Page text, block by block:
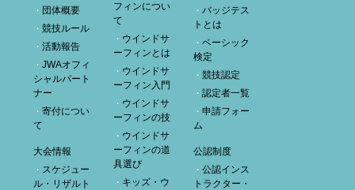
団体概要
競技ルール
活動報告
JWAオフィ
シャルパート
ナー
寄付につい
て
大会情報
スケジュー
ル・リザルト
フィンについ
て
ウインドサ
ーフィンとは
ウインドサ
ーフィン入門
ウインドサ
ーフィンの技
ウインドサ
ーフィンの道
具選び
キッズ・ウ
バッジテス
トとは
ベーシック
検定
競技認定
認定者一覧
申請フォー
ム
公認制度
公認インス
トラクター・